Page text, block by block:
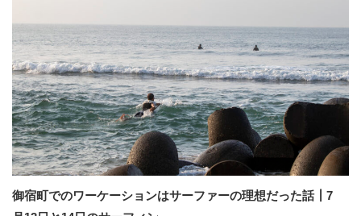
御宿町でのワーケーションはサーファーの理想だった話┃7